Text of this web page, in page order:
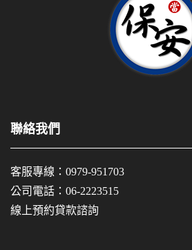
聯絡我們
客服專線： 0979-951703
公司電話： 06-2223515
線上預約貸款諮詢